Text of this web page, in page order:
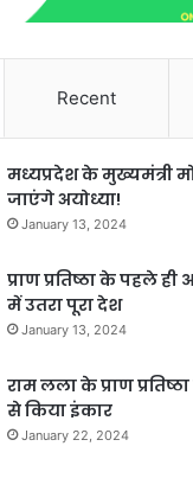
Recent
मध्यप्रदेश के मुख्यमंत्री
जाएंगे अयोध्या!
January 13, 2024
प्राण प्रतिष्ठा के पहले
में उतरा पूरा देश
January 13, 2024
राम लला के प्राण
से किया इंकार
January 22, 2024